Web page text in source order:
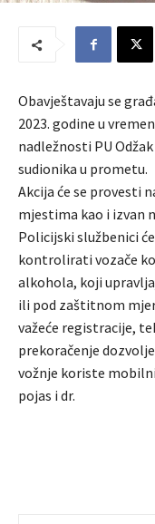
Obavještavaju se
2023. godine u
nadležnosti PU
sudionika u prometu.
Akcija će se provesti
mjestima kao i izvan
Policijski službenici
kontrolirati vozače
alkohola, koji
ili pod zaštitnom
važeće registracije,
prekoračenje
vožnje koriste
pojas i dr.